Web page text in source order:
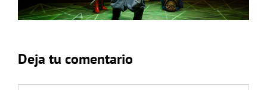
Deja tu comentario